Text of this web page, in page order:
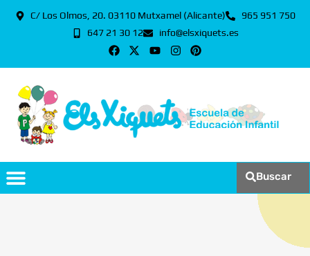
C/ Los Olmos, 20. 03110 Mutxamel (Alicante)
965 951 750
647 21 30 12
info@elsxiquets.es
Buscar